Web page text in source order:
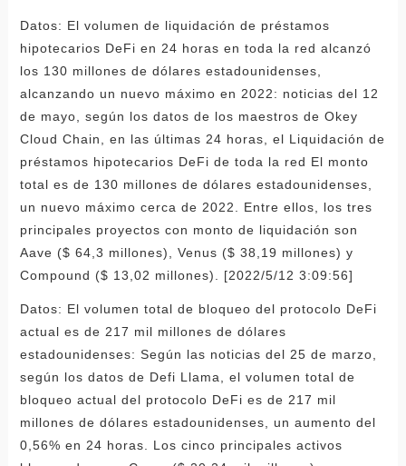
Datos: El volumen de liquidación de préstamos
hipotecarios DeFi en 24 horas en toda la red alcanzó
los 130 millones de dólares estadounidenses,
alcanzando un nuevo máximo en 2022: noticias del 12
de mayo, según los datos de los maestros de Okey
Cloud Chain, en las últimas 24 horas, el Liquidación de
préstamos hipotecarios DeFi de toda la red El monto
total es de 130 millones de dólares estadounidenses,
un nuevo máximo cerca de 2022. Entre ellos, los tres
principales proyectos con monto de liquidación son
Aave ($ 64,3 millones), Venus ($ 38,19 millones) y
Compound ($ 13,02 millones). [2022/5/12 3:09:56]
Datos: El volumen total de bloqueo del protocolo DeFi
actual es de 217 mil millones de dólares
estadounidenses: Según las noticias del 25 de marzo,
según los datos de Defi Llama, el volumen total de
bloqueo actual del protocolo DeFi es de 217 mil
millones de dólares estadounidenses, un aumento del
0,56% en 24 horas. Los cinco principales activos